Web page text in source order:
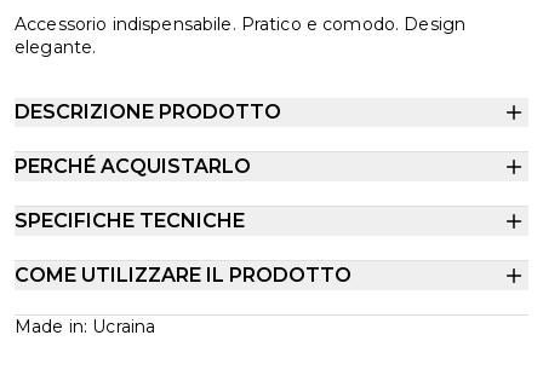
Accessorio indispensabile. Pratico e comodo. Design
elegante.
DESCRIZIONE PRODOTTO
PERCHÉ ACQUISTARLO
SPECIFICHE TECNICHE
COME UTILIZZARE IL PRODOTTO
Made in: Ucraina